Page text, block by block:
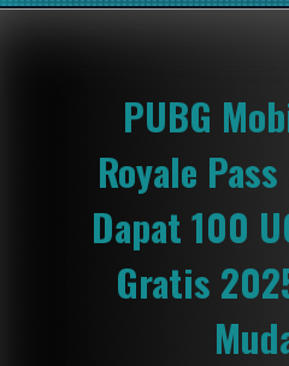
PUBG
Royale
Dapat 100
Gratis